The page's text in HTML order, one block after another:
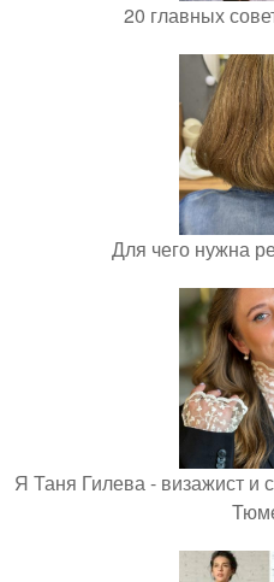
20 главных
Для чего нужна
Я Таня Гилева - визажист и